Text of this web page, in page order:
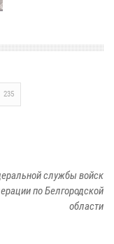
235
службы войск
по Белгородской
области